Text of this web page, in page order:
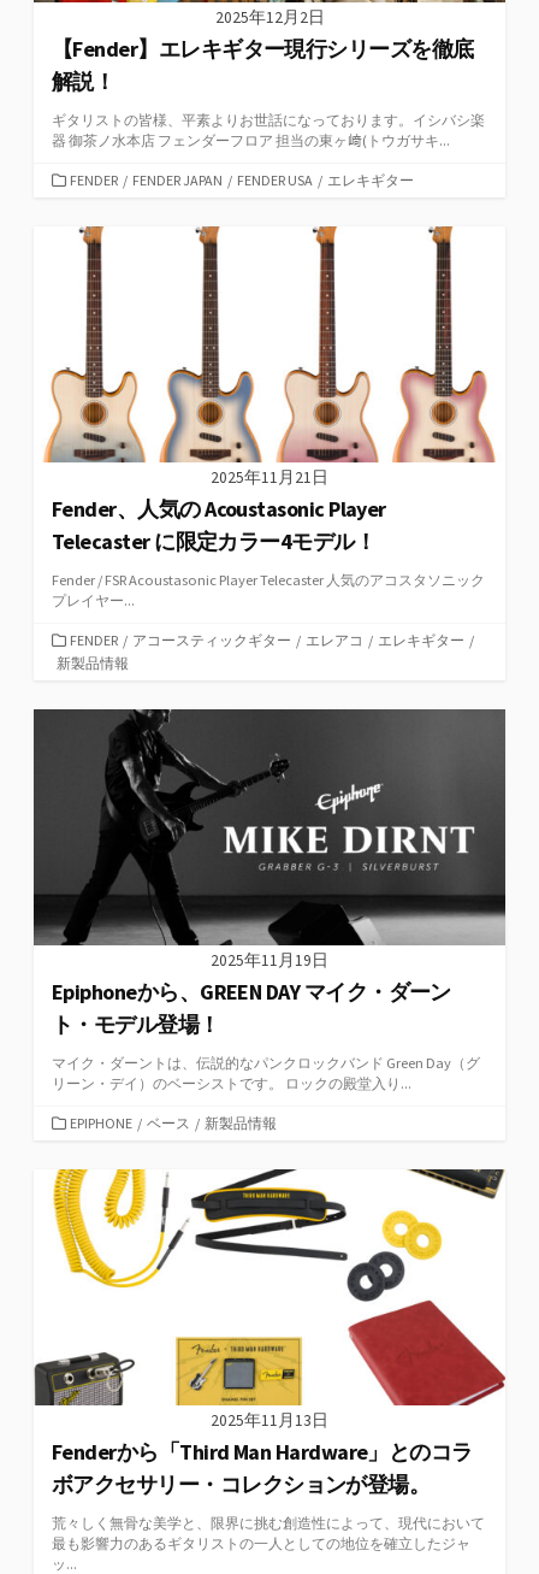
2025年12月2日
【Fender】エレキギター現行シリーズを徹底
解説！
ギタリストの皆様、平素よりお世話になっております。イシバシ楽
器 御茶ノ水本店 フェンダーフロア 担当の東ヶ﨑(トウガサキ...
カFENDER / FENDER JAPAN / FENDER USA / エレキギター
2025年11月21日
Fender、人気の Acoustasonic Player
Telecaster に限定カラー4モデル！
Fender / FSR Acoustasonic Player Telecaster 人気のアコスタソニック
プレイヤー...
カ
テ
リ
FENDER / アコースティックギター / エレアコ / エレキギター /
新製品情報
2025年11月19日
Epiphoneから、GREEN DAY マイク・ダーン
ト・モデル登場！
マイク・ダーントは、伝説的なパンクロックバンド Green Day（グ
リーン・デイ）のベーシストです。 ロックの殿堂入り...
カ
ゴ
リ
ー
EPIPHONE / ベース / 新製品情報
2025年11月13日
Fenderから「Third Man Hardware」とのコラ
ボアクセサリー・コレクションが登場。
荒々しく無骨な美学と、限界に挑む創造性によって、現代において
最も影響力のあるギタリストの一人としての地位を確立したジャ
ッ...